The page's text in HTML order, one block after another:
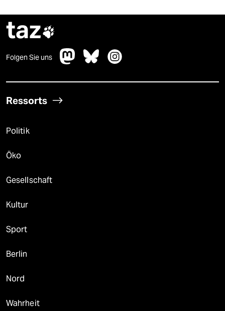
taz
Folgen Sie uns
Ressorts
Politik
Öko
Gesellschaft
Kultur
Sport
Berlin
Nord
Wahrheit